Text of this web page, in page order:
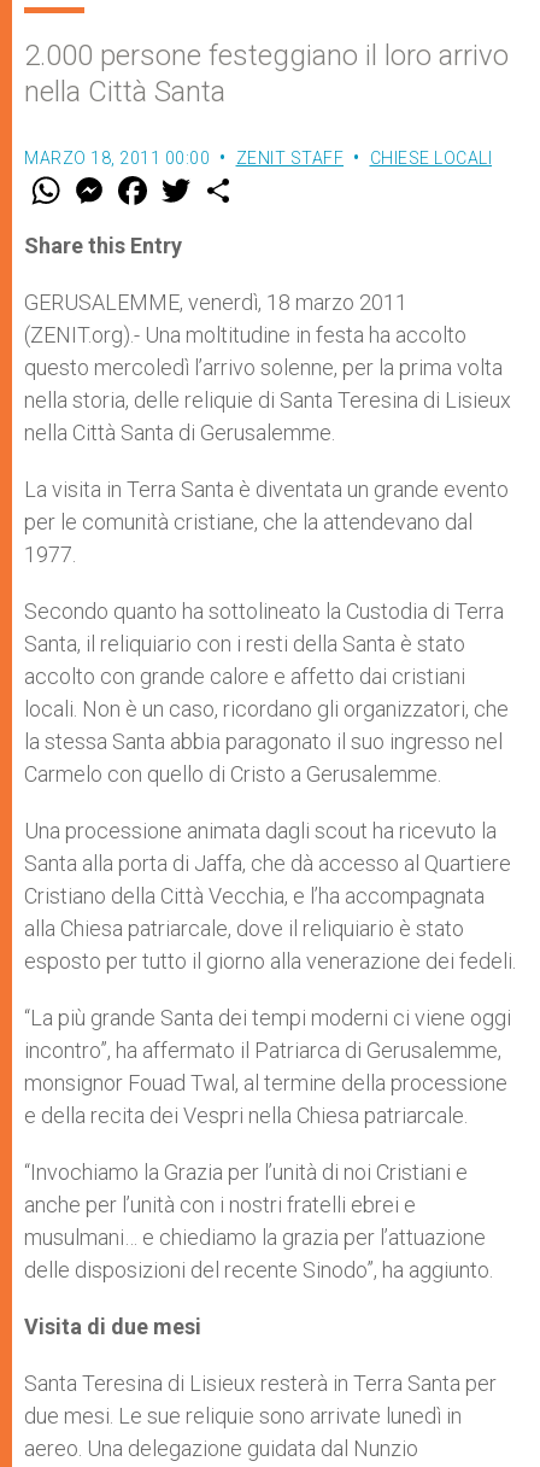
2.000 persone festeggiano il loro arrivo
nella Città Santa
MARZO 18, 2011 00:00 ZENIT STAFF CHIESE LOCALI
W
t
s
p
p
M
e
s
e
g
e
r
F
a
e
b
o
k
w
r
Share this Entry
GERUSALEMME, venerdì, 18 marzo 2011
(ZENIT.org).- Una moltitudine in festa ha accolto
questo mercoledì l’arrivo solenne, per la prima volta
nella storia, delle reliquie di Santa Teresina di Lisieux
nella Città Santa di Gerusalemme.
La visita in Terra Santa è diventata un grande evento
per le comunità cristiane, che la attendevano dal
1977.
Secondo quanto ha sottolineato la Custodia di Terra
Santa, il reliquiario con i resti della Santa è stato
accolto con grande calore e affetto dai cristiani
locali. Non è un caso, ricordano gli organizzatori, che
la stessa Santa abbia paragonato il suo ingresso nel
Carmelo con quello di Cristo a Gerusalemme.
Una processione animata dagli scout ha ricevuto la
Santa alla porta di Jaffa, che dà accesso al Quartiere
Cristiano della Città Vecchia, e l’ha accompagnata
alla Chiesa patriarcale, dove il reliquiario è stato
esposto per tutto il giorno alla venerazione dei fedeli.
“La più grande Santa dei tempi moderni ci viene oggi
incontro”, ha affermato il Patriarca di Gerusalemme,
monsignor Fouad Twal, al termine della processione
e della recita dei Vespri nella Chiesa patriarcale.
“Invochiamo la Grazia per l’unità di noi Cristiani e
anche per l’unità con i nostri fratelli ebrei e
musulmani… e chiediamo la grazia per l’attuazione
delle disposizioni del recente Sinodo”, ha aggiunto.
Visita di due mesi
Santa Teresina di Lisieux resterà in Terra Santa per
due mesi. Le sue reliquie sono arrivate lunedì in
aereo. Una delegazione guidata dal Nunzio